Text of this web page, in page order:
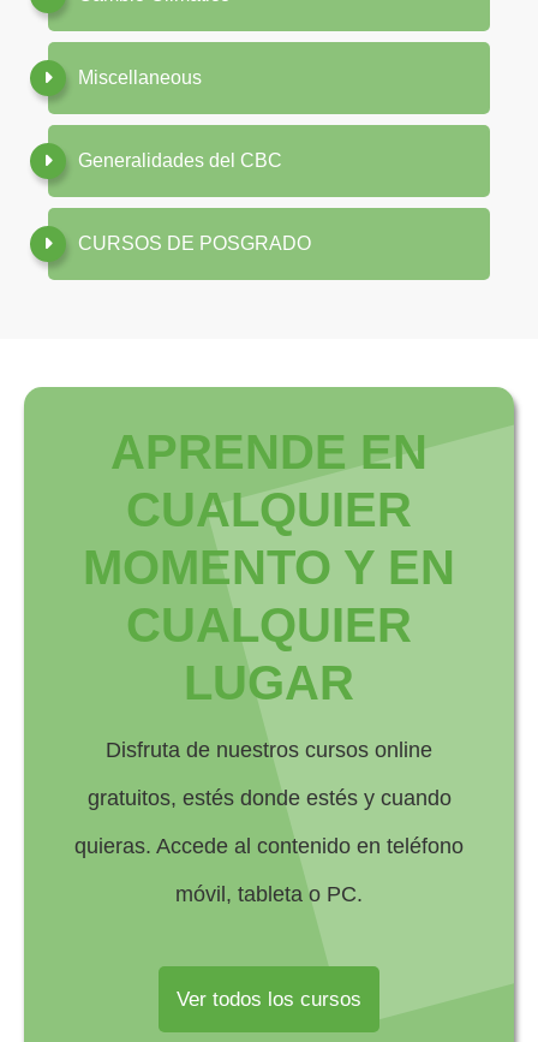
Miscellaneous
Generalidades del CBC
CURSOS DE POSGRADO
APRENDE EN
CUALQUIER
MOMENTO Y EN
CUALQUIER
LUGAR
Disfruta de nuestros cursos online
gratuitos, estés donde estés y cuando
quieras. Accede al contenido en teléfono
móvil, tableta o PC.
Ver todos los cursos